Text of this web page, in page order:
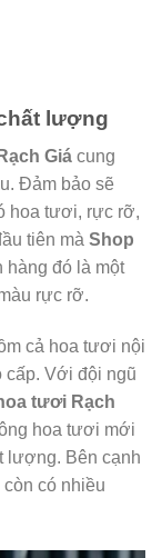
lượng
Giá cung
Đảm bảo sẽ
hoa tươi, rực rỡ,
tiên mà Shop
hàng đó là một
rực rỡ.
cả hoa tươi nội
cấp. Với đội ngũ
tươi Rạch
hoa tươi mới
lượng. Bên cạnh
có nhiều